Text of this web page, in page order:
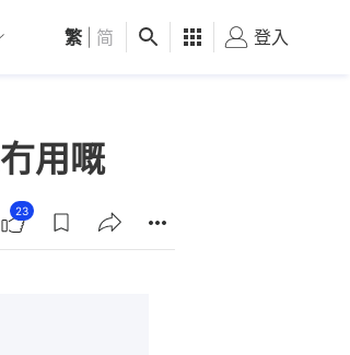
圳 觀點 健康 好食玩飛
繁 简 登入
用嘅
23